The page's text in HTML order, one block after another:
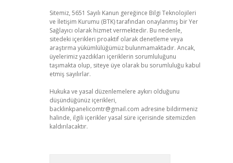
Sitemiz, 5651 Sayılı Kanun gereğince Bilgi Teknolojileri
ve İletişim Kurumu (BTK) tarafından onaylanmış bir Yer
Sağlayıcı olarak hizmet vermektedir. Bu nedenle,
sitedeki içerikleri proaktif olarak denetleme veya
araştırma yükümlülüğümüz bulunmamaktadır. Ancak,
üyelerimiz yazdıkları içeriklerin sorumluluğunu
taşımakta olup, siteye üye olarak bu sorumluluğu kabul
etmiş sayılırlar.
Hukuka ve yasal düzenlemelere aykırı olduğunu
düşündüğünüz içerikleri,
backlinkpanelicomtr@gmail.com adresine bildirmeniz
halinde, ilgili içerikler yasal süre içerisinde sitemizden
kaldırılacaktır.